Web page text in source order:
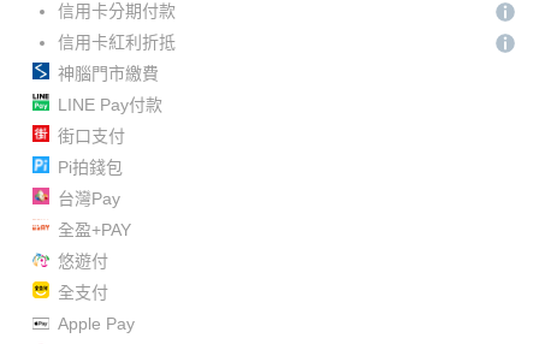
信用卡分期付款
信用卡紅利折抵
神腦門市繳費
LINE Pay付款
街口支付
Pi拍錢包
台灣Pay
全盈+PAY
悠遊付
全支付
Apple Pay